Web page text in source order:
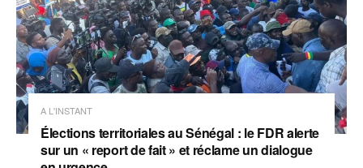
A L'INSTANT
Élections territoriales au Sénégal : le FDR alerte
sur un « report de fait » et réclame un dialogue